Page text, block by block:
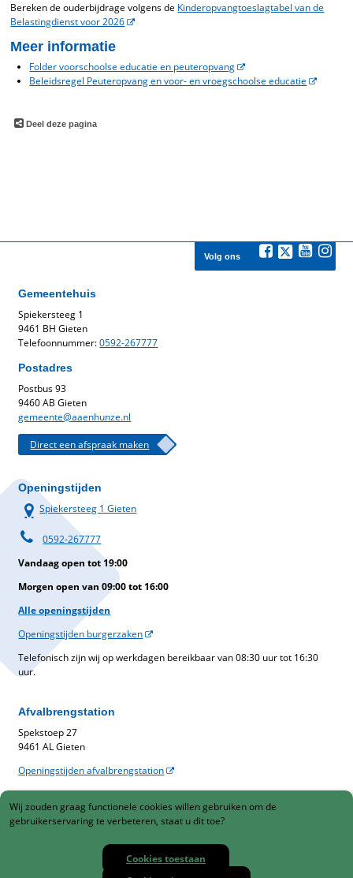
Wij zouden graag functionele cookies willen gebruiken om de
gebruikerservaring te verbeteren, staat u dit toe?
Cookies toestaan
Bereken de ouderbijdrage volgens de Kinderopvangtoeslagtabel van de
Belastingdienst voor 2026
Meer informatie
Folder voorschoolse educatie en peuteropvang
Beleidsregel Peuteropvang en voor- en vroegschoolse educatie
Deel deze pagina
Volg ons
Gemeentehuis
Spiekersteeg 1
9461 BH Gieten
Telefoonnummer:0592-267777
Postadres
Postbus 93
9460 AB Gieten
gemeente@aaenhunze.nl
Direct een afspraak maken
Openingstijden
Spiekersteeg 1 Gieten
0592-267777
Vandaag open tot 19:00
Morgen open van 09:00 tot 16:00
Alle openingstijden
Openingstijden burgerzaken
Telefonisch zijn wij op werkdagen bereikbaar van 08:30 uur tot 16:30
uur.
Afvalbrengstation
Spekstoep 27
9461 AL Gieten
Openingstijden afvalbrengstation
Gemeentelijke belastingen